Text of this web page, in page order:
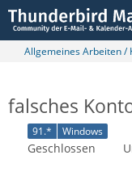
Allgemeines Arbeiten /
falsches
91.* Windows
Geschlossen